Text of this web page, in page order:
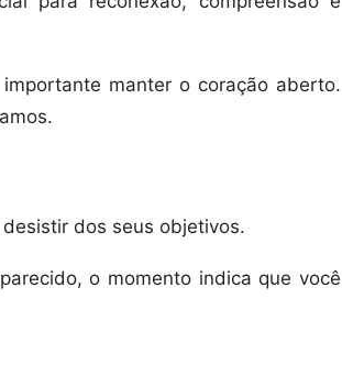
manter o coração aberto.
dos seus objetivos.
o momento indica que você